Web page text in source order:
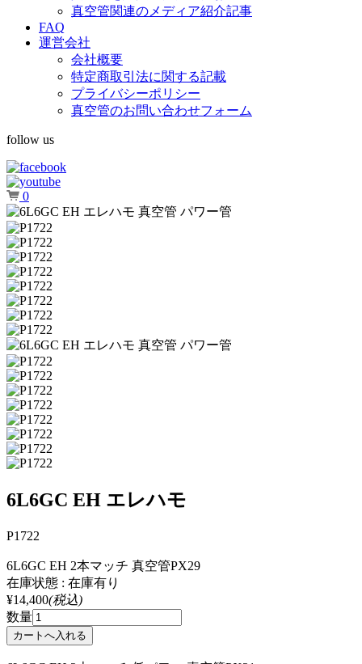
真空管関連のメディア紹介記事
FAQ
運営会社
会社概要
特定商取引法に関する記載
プライバシーポリシー
真空管のお問い合わせフォーム
follow us
0
6L6GC EH エレハモ
P1722
6L6GC EH 2本マッチ 真空管PX29
在庫状態 : 在庫有り
¥14,400(税込)
数量